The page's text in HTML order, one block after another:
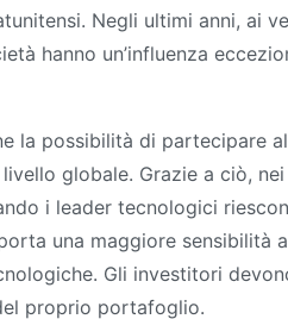
Negli ultimi anni, ai
hanno un’influenza
la possibilità di partecipare
globale. Grazie a ciò,
i leader tecnologici
una maggiore sensibilità
Gli investitori
proprio portafoglio.